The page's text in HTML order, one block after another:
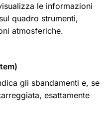
le informazioni
quadro strumenti,
atmosferiche.
gli sbandamenti e, se
esattamente